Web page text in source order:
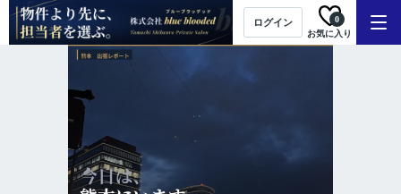
ログイン
お気に入り
0